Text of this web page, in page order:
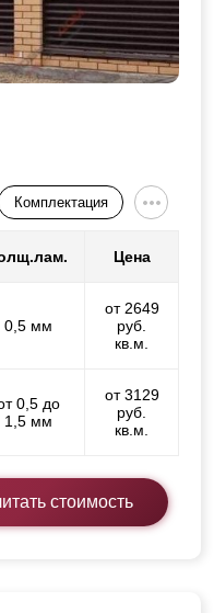
Комплектация
Цена
0,5 мм
от 2649
руб.
кв.м.
0,5 до
1,5 мм
от 3129
руб.
кв.м.
стоимость